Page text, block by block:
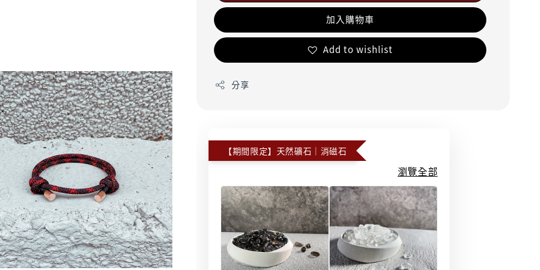
加入購物車
Add to wishlist
分享
【期間限定】天然礦石｜消磁石
瀏覽全部